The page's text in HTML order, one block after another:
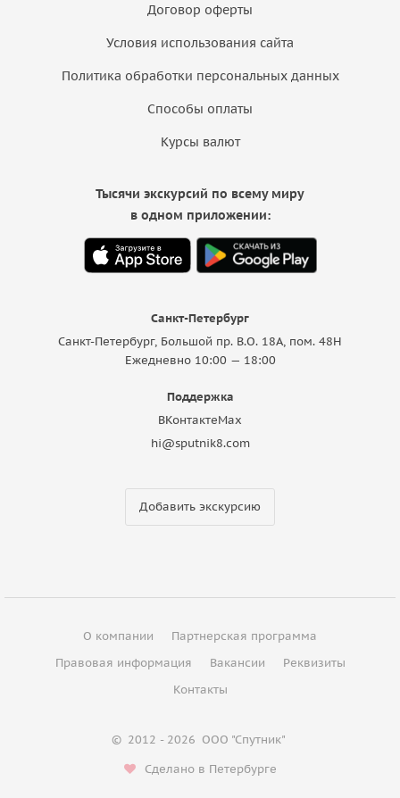
Договор оферты
Условия использования сайта
Политика обработки персональных данных
Способы оплаты
Курсы валют
Санкт-Петербург
Санкт-Петербург, Большой пр. В.О. 18A, пом. 48Н
Ежедневно 10:00 — 18:00
Поддержка
ВКонтактеMax
hi@sputnik8.com
Добавить экскурсию
Тысячи экскурсий по всему миру
в одном приложении:
О компании
Партнерская программа
Правовая информация
Вакансии
Реквизиты
Контакты
© 2012 - 2026 ООО "Спутник"
Сделано в Петербурге